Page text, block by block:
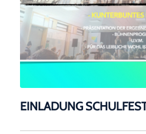
EINLADUNG